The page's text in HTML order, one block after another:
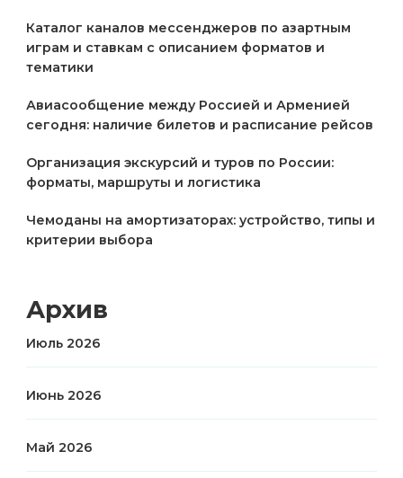
Каталог каналов мессенджеров по азартным
играм и ставкам с описанием форматов и
тематики
Авиасообщение между Россией и Арменией
сегодня: наличие билетов и расписание рейсов
Организация экскурсий и туров по России:
форматы, маршруты и логистика
Чемоданы на амортизаторах: устройство, типы и
критерии выбора
Архив
Июль 2026
Июнь 2026
Май 2026